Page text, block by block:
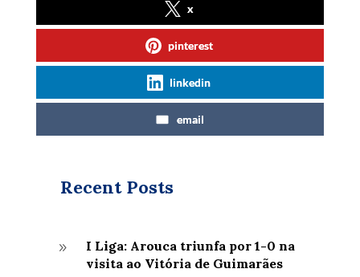
x
pinterest
linkedin
email
Recent Posts
9
I Liga: Arouca triunfa por 1-0 na
visita ao Vitória de Guimarães